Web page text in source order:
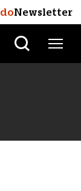
Newsletter